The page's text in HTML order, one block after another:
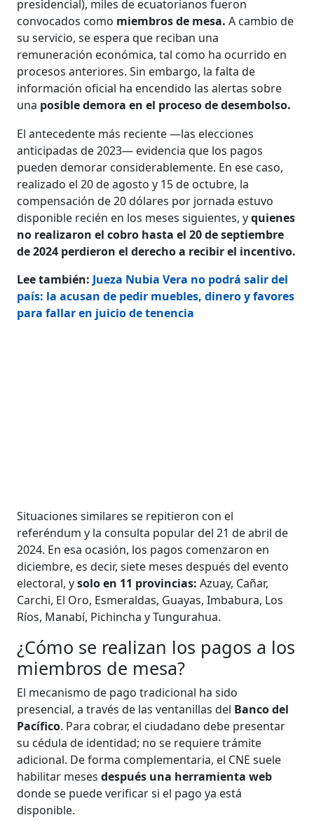
presidencial), miles de ecuatorianos fueron
convocados como miembros de mesa. A cambio de
su servicio, se espera que reciban una
remuneración económica, tal como ha ocurrido en
procesos anteriores. Sin embargo, la falta de
información oficial ha encendido las alertas sobre
una posible demora en el proceso de desembolso.
El antecedente más reciente —las elecciones
anticipadas de 2023— evidencia que los pagos
pueden demorar considerablemente. En ese caso,
realizado el 20 de agosto y 15 de octubre, la
compensación de 20 dólares por jornada estuvo
disponible recién en los meses siguientes, yquienes
no realizaron el cobro hasta el 20 de septiembre
de 2024 perdieron el derecho a recibir el incentivo.
Lee también: Jueza Nubia Vera no podrá salir del
país: la acusan de pedir muebles, dinero y favores
para fallar en juicio de tenencia
Situaciones similares se repitieron con el
referéndum y la consulta popular del 21 de abril de
2024. En esa ocasión, los pagos comenzaron en
diciembre, es decir, siete meses después del evento
electoral, ysolo en 11 provincias: Azuay, Cañar,
Carchi, El Oro, Esmeraldas, Guayas, Imbabura, Los
Ríos, Manabí, Pichincha y Tungurahua.
¿Cómo se realizan los pagos a los
miembros de mesa?
El mecanismo de pago tradicional ha sido
presencial, a través de las ventanillas del Banco del
Pacífico. Para cobrar, el ciudadano debe presentar
su cédula de identidad; no se requiere trámite
adicional. De forma complementaria, el CNE suele
habilitar mesesdespués una herramienta web
donde se puede verificar si el pago ya está
disponible.